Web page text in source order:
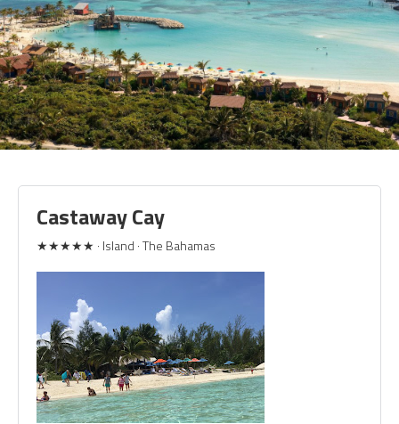
Castaway Cay
★★★★★ · Island · The Bahamas